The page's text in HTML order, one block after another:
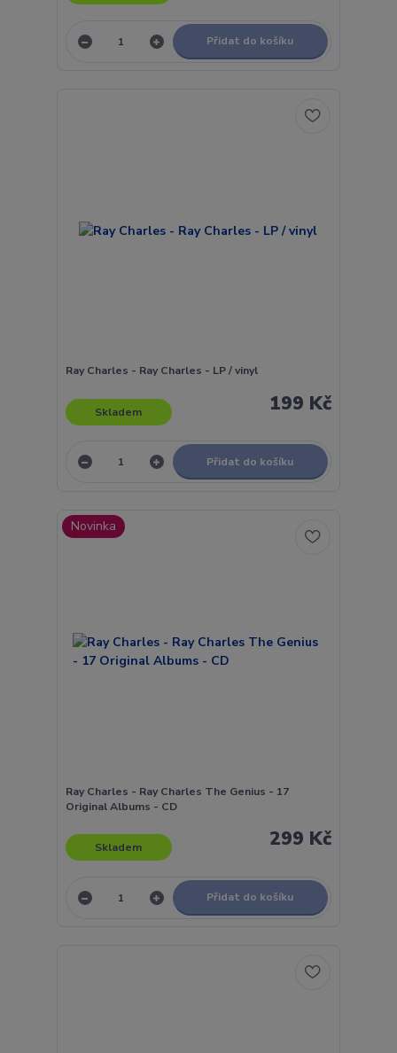
Přidat do košíku
Ray Charles - Ray Charles - LP / vinyl
199 Kč
Skladem
Přidat do košíku
Novinka
Ray Charles - Ray Charles The Genius - 17
Original Albums - CD
299 Kč
Skladem
Přidat do košíku